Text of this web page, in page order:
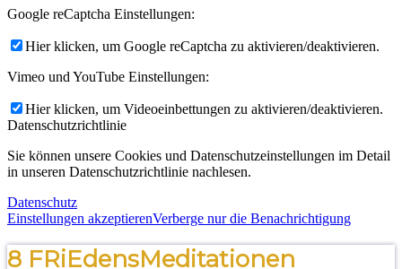
Google reCaptcha Einstellungen:
Hier klicken, um Google reCaptcha zu aktivieren/deaktivieren.
Vimeo und YouTube Einstellungen:
Hier klicken, um Videoeinbettungen zu aktivieren/deaktivieren.
Datenschutzrichtlinie
Sie können unsere Cookies und Datenschutzeinstellungen im Detail
in unseren Datenschutzrichtlinie nachlesen.
Datenschutz
Einstellungen akzeptierenVerberge nur die Benachrichtigung
8 FRiEdensMeditationen